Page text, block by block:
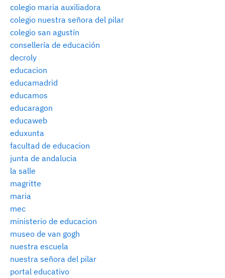
colegio maria auxiliadora
colegio nuestra señora del pilar
colegio san agustín
consellería de educación
decroly
educacion
educamadrid
educamos
educaragon
educaweb
eduxunta
facultad de educacion
junta de andalucia
la salle
magritte
maria
mec
ministerio de educacion
museo de van gogh
nuestra escuela
nuestra señora del pilar
portal educativo